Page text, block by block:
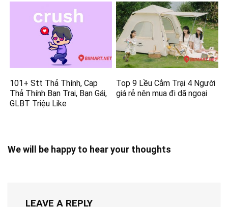
101+ Stt Thả Thính, Cap
Thả Thính Bạn Trai, Bạn Gái,
GLBT Triệu Like
Top 9 Lều Cắm Trại 4 Người
giá rẻ nên mua đi dã ngoại
We will be happy to hear your thoughts
LEAVE A REPLY